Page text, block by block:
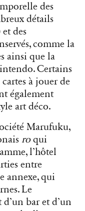
des
détails
des
comme la
ainsi que la
Certains
à jouer de
également
art déco.
Marufuku,
roqui
l’hôtel
entre
annexe, qui
Le
bar et d’un